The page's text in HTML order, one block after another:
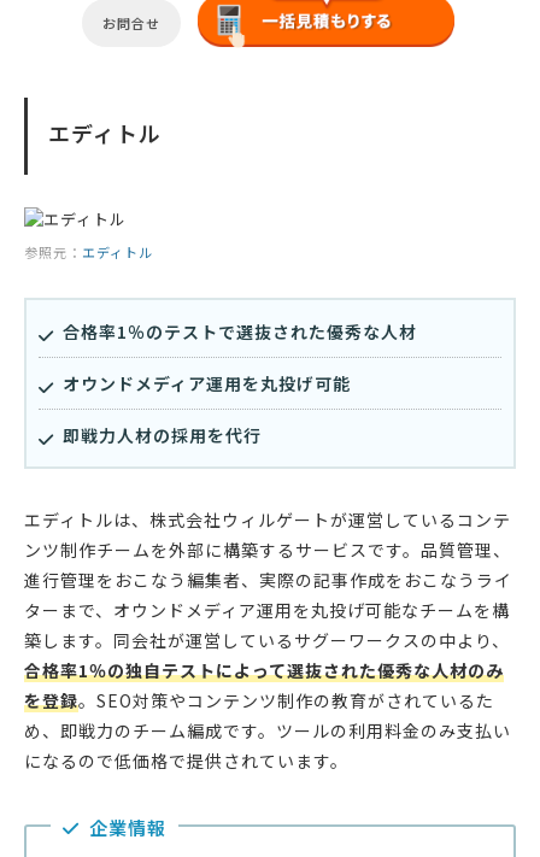
お問合せ
エディトル
参照元： エディトル
合格率1％のテストで選抜された優秀な人材
オウンドメディア運用を丸投げ可能
即戦力人材の採用を代行
エディトルは、株式会社ウィルゲートが運営しているコンテ
ンツ制作チームを外部に構築するサービスです。品質管理、
進行管理をおこなう編集者、実際の記事作成をおこなうライ
ターまで、オウンドメディア運用を丸投げ可能なチームを構
築します。同会社が運営しているサグーワークスの中より、
合格率1％の独自テストによって選抜された優秀な人材のみ
を登録。SEO対策やコンテンツ制作の教育がされているた
め、即戦力のチーム編成です。ツールの利用料金のみ支払い
になるので低価格で提供されています。
企業情報